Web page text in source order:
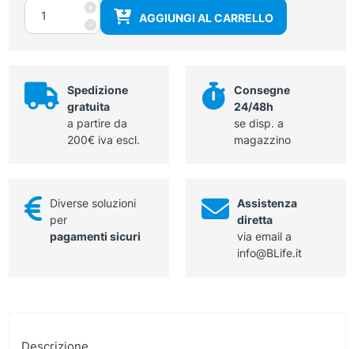
-
Piantana
urologia
+
AGGIUNGI AL CARRELLO
Spedizione
gratuita
a partire da
200€ iva escl.
Consegne
24/48h
se disp. a
magazzino
Diverse soluzioni
per
pagamenti sicuri
Assistenza
diretta
via email a
info@BLife.it